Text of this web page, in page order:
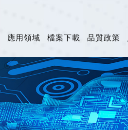
應用領域 檔案下載 品質政策